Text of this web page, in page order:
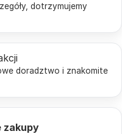
dotrzymujemy
doradztwo i znakomite
zakupy